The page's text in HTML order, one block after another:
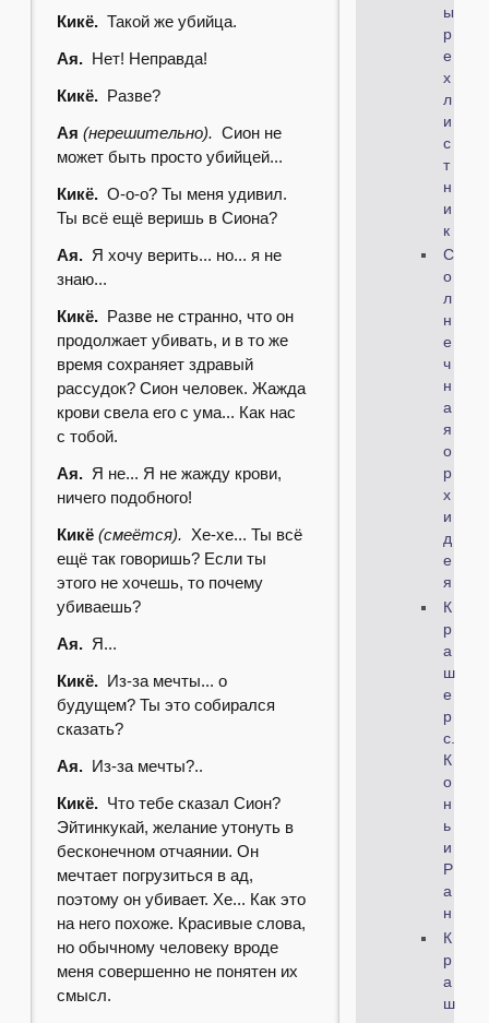
Кикё. Такой же убийца.
Ая. Нет! Неправда!
Кикё. Разве?
Ая (нерешительно). Сион не
может быть просто убийцей...
Кикё. О-о-о? Ты меня удивил.
Ты всё ещё веришь в Сиона?
Ая. Я хочу верить... но... я не
знаю...
Кикё. Разве не странно, что он
продолжает убивать, и в то же
время сохраняет здравый
рассудок? Сион человек. Жажда
крови свела его с ума... Как нас
с тобой.
Ая. Я не... Я не жажду крови,
ничего подобного!
Кикё (смеётся). Хе-хе... Ты всё
ещё так говоришь? Если ты
этого не хочешь, то почему
убиваешь?
Ая. Я...
Кикё. Из-за мечты... о
будущем? Ты это собирался
сказать?
Ая. Из-за мечты?..
Кикё. Что тебе сказал Сион?
Эйтинкукай, желание утонуть в
бесконечном отчаянии. Он
мечтает погрузиться в ад,
поэтому он убивает. Хе... Как это
на него похоже. Красивые слова,
но обычному человеку вроде
меня совершенно не понятен их
смысл.
ы
р
е
х
л
и
с
т
н
и
к
С
о
л
н
е
ч
н
а
я
о
р
х
и
д
е
я
К
р
а
ш
е
р
с.
К
о
н
ь
и
Р
а
н
К
р
а
ш